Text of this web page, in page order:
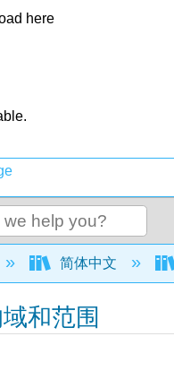
here
global
简体中文
和范围